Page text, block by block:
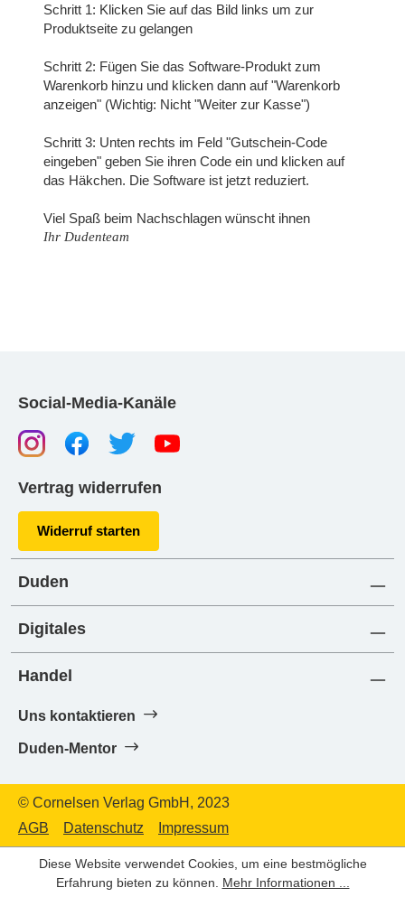
Schritt 1: Klicken Sie auf das Bild links um zur
Produktseite zu gelangen
Schritt 2: Fügen Sie das Software-Produkt zum
Warenkorb hinzu und klicken dann auf "Warenkorb
anzeigen" (Wichtig: Nicht "Weiter zur Kasse")
Schritt 3: Unten rechts im Feld "Gutschein-Code
eingeben" geben Sie ihren Code ein und klicken auf
das Häkchen. Die Software ist jetzt reduziert.
Viel Spaß beim Nachschlagen wünscht ihnen
Ihr Dudenteam
Social-Media-Kanäle
Vertrag widerrufen
Widerruf starten
Duden
Digitales
Handel
Uns kontaktieren
Duden-Mentor
© Cornelsen Verlag GmbH, 2023
AGB
Datenschutz Impressum
Diese Website verwendet Cookies, um eine bestmögliche
Erfahrung bieten zu können. Mehr Informationen ...